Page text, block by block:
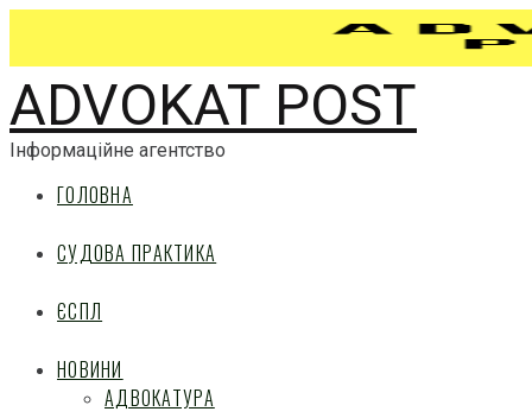
ADVOKAT POST
Інформаційне агентство
ГОЛОВНА
СУДОВА ПРАКТИКА
ЄСПЛ
НОВИНИ
АДВОКАТУРА